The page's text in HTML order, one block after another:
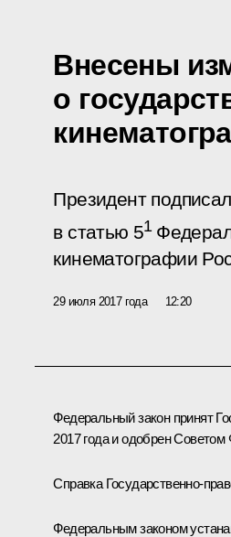
Внесены
о
Президент
в статью 51
кинематографии
29 июля 2017 года 12:20
Федеральный закон принят
2017 года и одобрен
Справка Государственно-
Федеральным законом